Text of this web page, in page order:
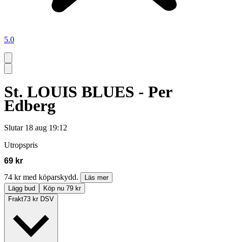
5.0
St. LOUIS BLUES - Per
Edberg
Slutar 18 aug 19:12
Utropspris
69 kr
74 kr med köparskydd.
Läs mer
Lägg bud
Köp nu 79 kr
Frakt73 kr DSV